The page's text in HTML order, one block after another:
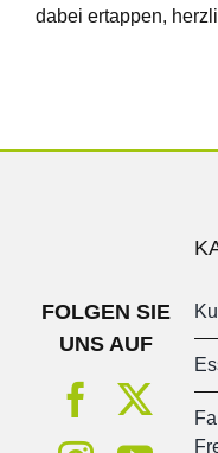
dabei ertappen,
FOLGEN SIE
UNS AUF